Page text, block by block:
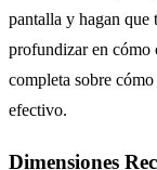
pantalla y hagan que
profundizar en cómo
completa sobre cómo
efectivo.
Dimensiones